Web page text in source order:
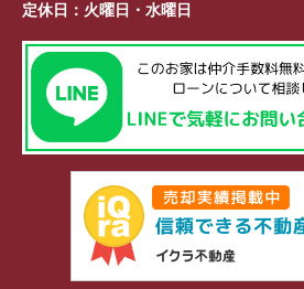
定休日： 火曜日・水曜日